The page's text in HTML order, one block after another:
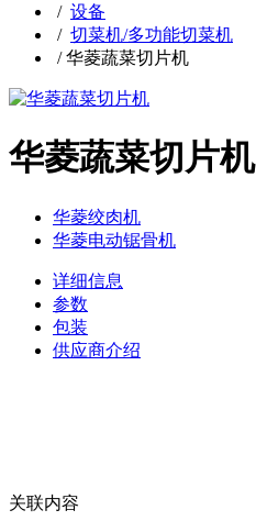
/ 设备
/ 切菜机/多功能切菜机
/华菱蔬菜切片机
华菱蔬菜切片机
华菱绞肉机
华菱电动锯骨机
详细信息
参数
包装
供应商介绍
关联内容